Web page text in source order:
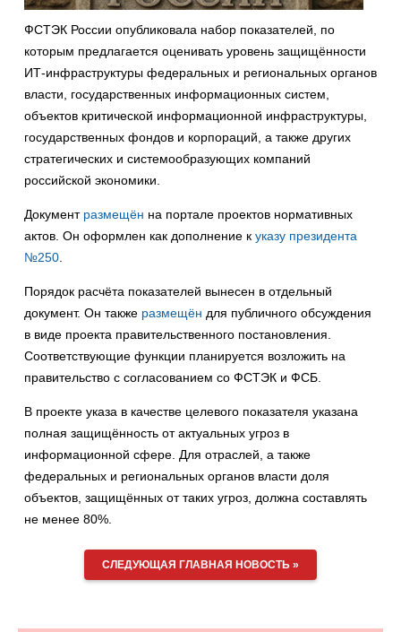
ФСТЭК России опубликовала набор показателей, по
которым предлагается оценивать уровень защищённости
ИТ-инфраструктуры федеральных и региональных органов
власти, государственных информационных систем,
объектов критической информационной инфраструктуры,
государственных фондов и корпораций, а также других
стратегических и системообразующих компаний
российской экономики.
Документ размещён на портале проектов нормативных
актов. Он оформлен как дополнение к указу президента
№250.
Порядок расчёта показателей вынесен в отдельный
документ. Он также размещён для публичного обсуждения
в виде проекта правительственного постановления.
Соответствующие функции планируется возложить на
правительство с согласованием со ФСТЭК и ФСБ.
В проекте указа в качестве целевого показателя указана
полная защищённость от актуальных угроз в
информационной сфере. Для отраслей, а также
федеральных и региональных органов власти доля
объектов, защищённых от таких угроз, должна составлять
не менее 80%.
СЛЕДУЮЩАЯ ГЛАВНАЯ НОВОСТЬ »